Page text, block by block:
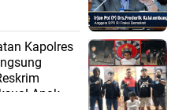
Kapolres
Anak